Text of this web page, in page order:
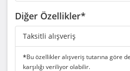
Diğer Özellikler*
Taksitli alışveriş
*Bu özellikler alışveriş tutarına göre
karşılığı veriliyor olabilir.